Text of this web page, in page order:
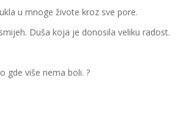
u mnoge živote kroz sve pore.
Duša koja je donosila veliku radost.
gde više nema boli. ?